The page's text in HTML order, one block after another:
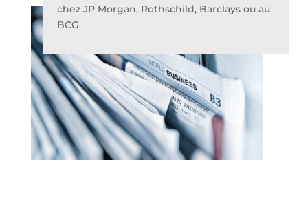
chez JP Morgan, Rothschild, Barclays ou au
BCG.